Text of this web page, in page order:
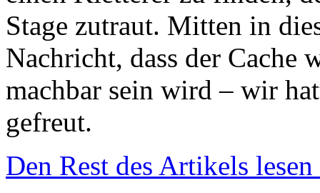
Stage zutraut. Mitten in
Nachricht, dass der Cache
machbar sein wird – wir
gefreut.
Den Rest des Artikels lesen